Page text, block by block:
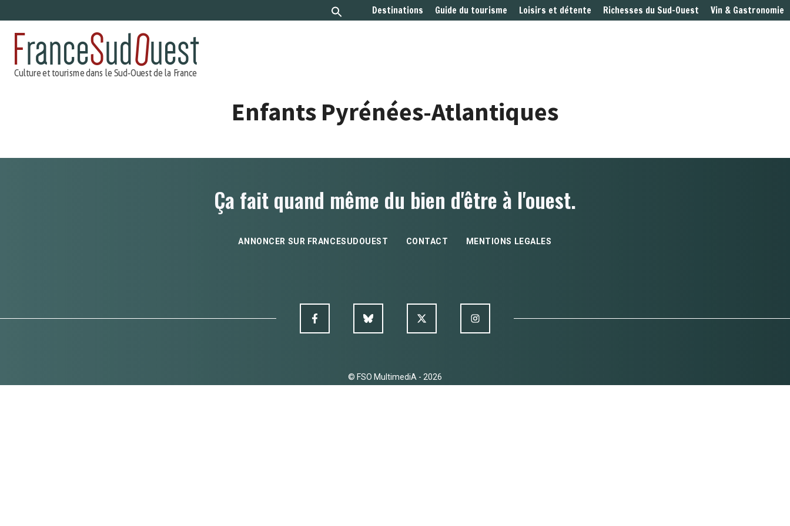
au
contenu
Destinations Guide du tourisme Loisirs et détente Richesses du Sud-Ouest Vin & Gastronomie
Enfants Pyrénées-Atlantiques
Ça fait quand même du bien d'être à l'ouest.
ANNONCER SUR FRANCESUDOUEST CONTACT MENTIONS LEGALES
© FSO MultimediA - 2026